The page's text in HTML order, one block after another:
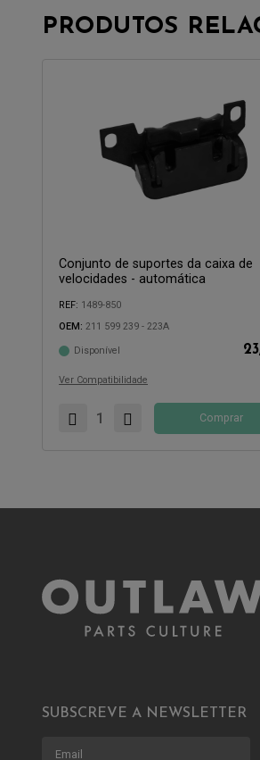
PRODUTOS
Conjunto de suportes da caixa de
velocidades - automática
REF: 1489-850
OEM: 211 599 239 - 223A
Disponível
Ver Compatibilidade
Compatível com:
Comprar
SUBSCREVE A NEWSLETTER